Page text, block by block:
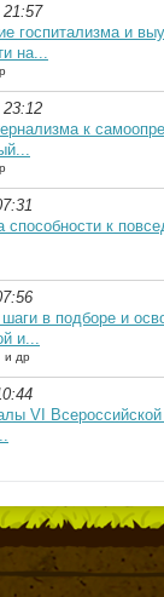
госпитализма и
на...
к
способности к
в подборе и
и...
и др
VI Всероссийской